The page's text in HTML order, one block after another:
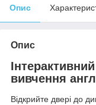
Опис
Опис
вивчення
Відкрийте двері до